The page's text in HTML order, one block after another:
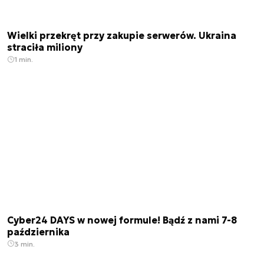
Wielki przekręt przy zakupie serwerów. Ukraina
straciła miliony
1 min.
Cyber24 DAYS w nowej formule! Bądź z nami 7-8
października
3 min.